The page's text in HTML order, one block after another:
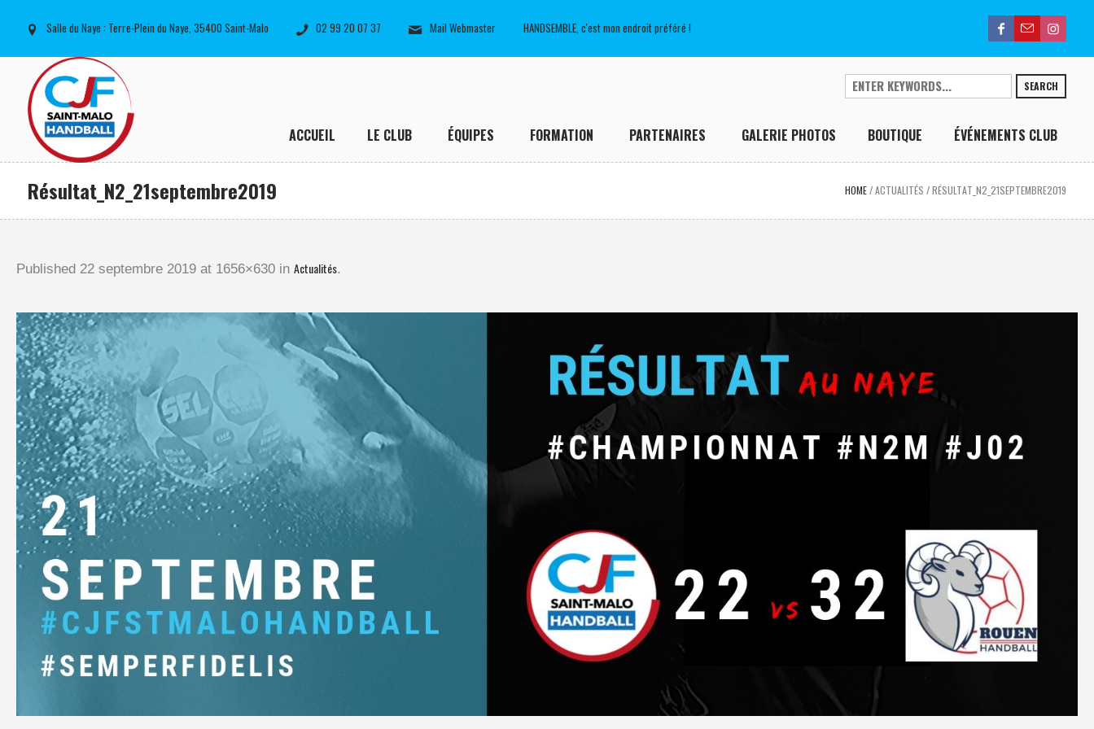
Salle du Naye : Terre-Plein du Naye, 35400 Saint-Malo 02 99 20 07 37 Mail Webmaster HANDSEMBLE, c'est mon endroit préféré !
SEARCH
ACCUEIL LE CLUB ÉQUIPES FORMATION PARTENAIRES GALERIE PHOTOS BOUTIQUE ÉVÉNEMENTS CLUB
Résultat_N2_21septembre2019 HOME /ACTUALITÉS /RÉSULTAT_N2_21SEPTEMBRE2019
Published 22 septembre 2019 at 1656×630 in Actualités.